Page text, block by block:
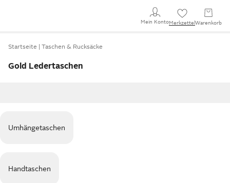
Mein KontoMerkzettel Warenkorb
Startseite Taschen & Rucksäcke
Gold Ledertaschen
Umhängetaschen
Handtaschen